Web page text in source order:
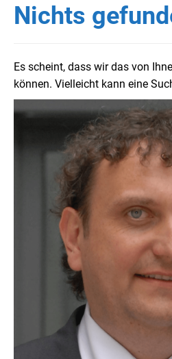
Nichts
Es scheint, dass wir das von
können. Vielleicht kann eine